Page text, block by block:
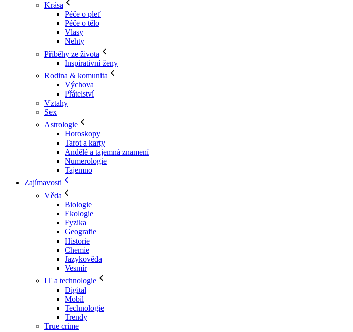
Krása
Péče o pleť
Péče o tělo
Vlasy
Nehty
Příběhy ze života
Inspirativní ženy
Rodina & komunita
Výchova
Přátelství
Vztahy
Sex
Astrologie
Horoskopy
Tarot a karty
Andělé a tajemná znamení
Numerologie
Tajemno
Zajímavosti
Věda
Biologie
Ekologie
Fyzika
Geografie
Historie
Chemie
Jazykověda
Vesmír
IT a technologie
Digital
Mobil
Technologie
Trendy
True crime